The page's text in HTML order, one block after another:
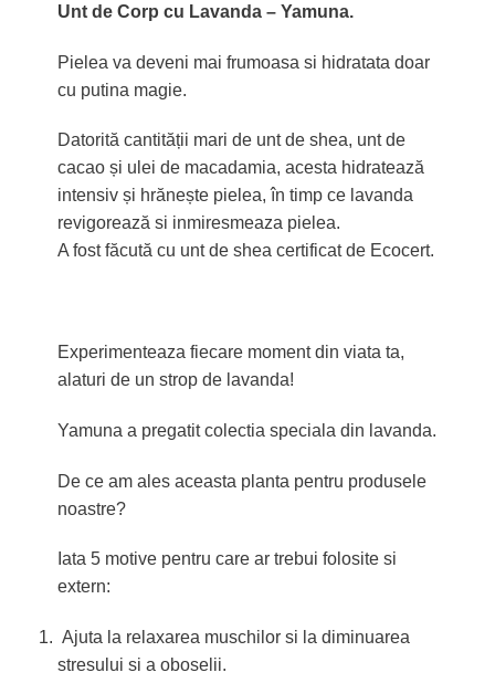
Unt de Corp cu Lavanda – Yamuna.
Pielea va deveni mai frumoasa si hidratata doar
cu putina magie.
Datorită cantității mari de unt de shea, unt de
cacao și ulei de macadamia, acesta hidratează
intensiv și hrănește pielea, în timp ce lavanda
revigorează si inmiresmeaza pielea.
A fost făcută cu unt de shea certificat de Ecocert.
Experimenteaza fiecare moment din viata ta,
alaturi de un strop de lavanda!
Yamuna a pregatit colectia speciala din lavanda.
De ce am ales aceasta planta pentru produsele
noastre?
Iata 5 motive pentru care ar trebui folosite si
extern:
Ajuta la relaxarea muschilor si la diminuarea
stresului si a oboselii.